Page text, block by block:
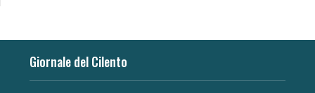
Giornale del Cilento